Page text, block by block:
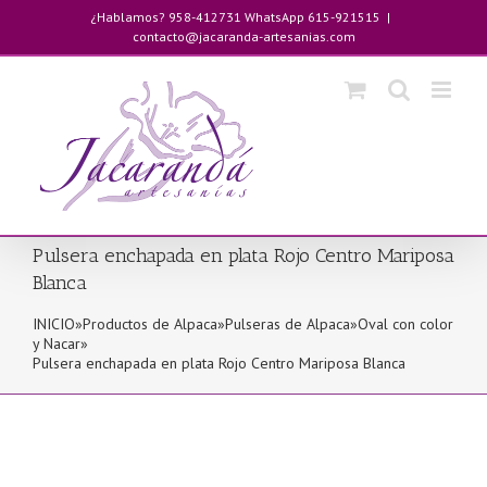
contenido
¿Hablamos? 958-412731 WhatsApp 615-921515 |
contacto@jacaranda-artesanias.com
Pulsera enchapada en plata Rojo Centro Mariposa
Blanca
INICIO»Productos de Alpaca»Pulseras de Alpaca»Oval con color
y Nacar»
Pulsera enchapada en plata Rojo Centro Mariposa Blanca